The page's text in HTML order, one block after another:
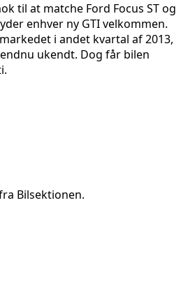
til at matche Ford Focus ST og
enhver ny GTI velkommen.
i andet kvartal af 2013,
ukendt. Dog får bilen
Bilsektionen.